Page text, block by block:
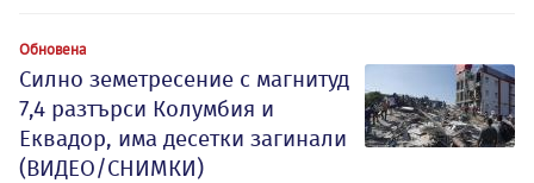
Обновена
Силно земетресение с магнитуд
7,4 разтърси Колумбия и
Еквадор, има десетки загинали
(ВИДЕО/СНИМКИ)